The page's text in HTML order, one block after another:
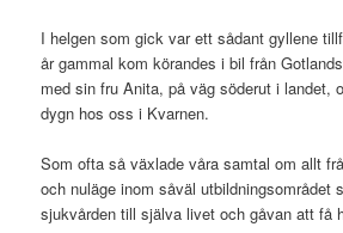
I helgen som gick var ett sådant gyllene
år gammal kom körandes i bil från
med sin fru Anita, på väg söderut i landet,
dygn hos oss i Kvarnen.
Som ofta så växlade våra samtal om allt
och nuläge inom såväl utbildningsområdet
sjukvården till själva livet och gåvan att få